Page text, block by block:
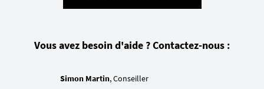
Vous avez besoin d'aide ? Contactez-nous :
Simon Martin, Conseiller